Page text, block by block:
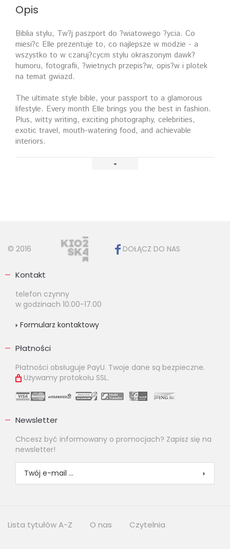
Opis
Biblia stylu, Tw?j paszport do ?wiatowego ?ycia. Co
miesi?c Elle prezentuje to, co najlepsze w modzie - a
wszystko to w czaruj?cycm stylu okraszonym dawk?
humoru, fotografii, ?wietnych przepis?w, opis?w i plotek
na temat gwiazd.
The ultimate style bible, your passport to a glamorous
lifestyle. Every month Elle brings you the best in fashion.
Plus, witty writing, exciting photography, celebrities,
exotic travel, mouth-watering food, and achievable
interiors.
© 2016 DOŁĄCZ DO NAS
Kontakt
telefon czynny
w godzinach 10.00-17.00
Formularz kontaktowy
Płatności
Płatności obsługuje PayU. Twoje dane są bezpieczne.
Używamy protokołu SSL.
Newsletter
Chcesz być informowany o promocjach? Zapisz się na
newsletter!
Lista tytułów A-Z O nas Czytelnia